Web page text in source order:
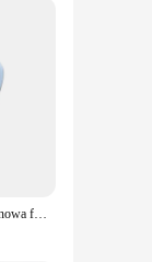
Narzędzie do ciasta Silikonowa forma Gołąb pokoju Gołąb Fondant Silikonowa forma do dekoracji ciast Forma do cukru Forma do pieczenia ciastek Sugarcraft